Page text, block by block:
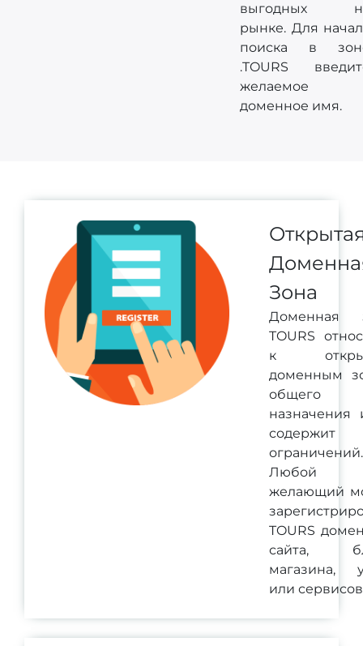
выгодных
рынке. Для
поиска в
.TOURS
желаемое
доменное имя.
Зона
Доменная
TOURS
к
доменным
общего
назначения
содержит
ограничений.
Любой
желающий
TOURS
сайта,
магазина,
или